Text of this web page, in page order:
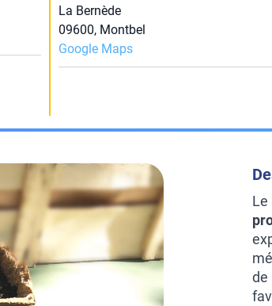
La Bernède
09600, Montbel
Google Maps
Le
de